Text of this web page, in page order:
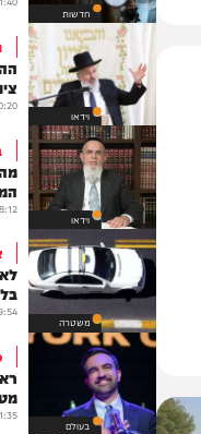
חדשות
21:40
וידאו
ציון
10:20
וידאו
מה
08:12
משטרה
לא
בלי
19:54